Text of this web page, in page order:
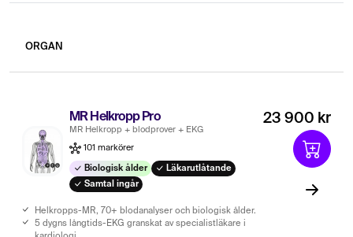
ORGAN
MR Helkropp Pro
MR Helkropp + blodprover + EKG
101 markörer
Biologisk ålder
Läkarutlåtande
Samtal ingår
Helkropps-MR, 70+ blodanalyser och biologisk ålder.
5 dygns långtids-EKG granskat av specialistläkare i
23 900 kr